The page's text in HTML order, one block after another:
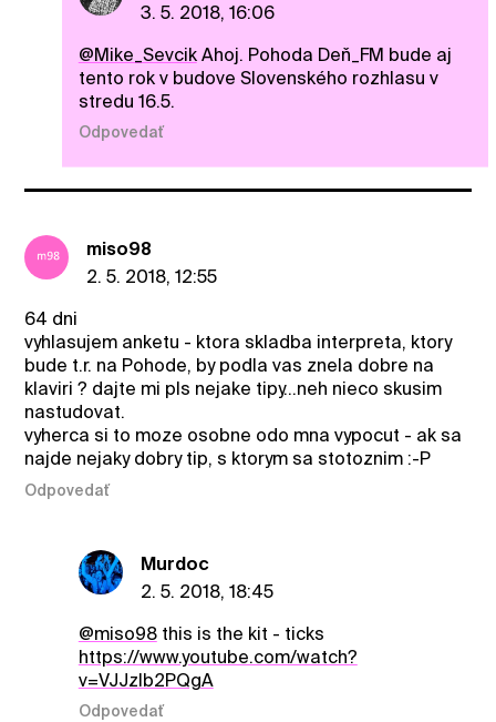
3. 5. 2018, 16:06
@Mike_SevcikAhoj. Pohoda Deň_FM bude aj
tento rok v budove Slovenského rozhlasu v
stredu 16.5.
Odpovedať
miso98
2. 5. 2018, 12:55
64 dni
vyhlasujem anketu - ktora skladba interpreta, ktory
bude t.r. na Pohode, by podla vas znela dobre na
klaviri ? dajte mi pls nejake tipy...neh nieco skusim
nastudovat.
vyherca si to moze osobne odo mna vypocut - ak sa
najde nejaky dobry tip, s ktorym sa stotoznim :-P
Odpovedať
Murdoc
2. 5. 2018, 18:45
@miso98this is the kit - ticks
https://www.youtube.com/watch?
v=VJJzIb2PQgA
Odpovedať